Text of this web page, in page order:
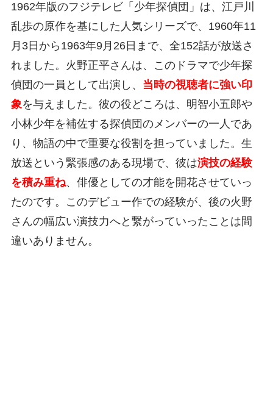
1962年版のフジテレビ「少年探偵団」は、江戸川
乱歩の原作を基にした人気シリーズで、1960年11
月3日から1963年9月26日まで、全152話が放送さ
れました。火野正平さんは、このドラマで少年探
偵団の一員として出演し、 当時の視聴者に強い印
象を与えました。彼の役どころは、明智小五郎や
小林少年を補佐する探偵団のメンバーの一人であ
り、物語の中で重要な役割を担っていました。生
放送という緊張感のある現場で、彼は演技の経験
を積み重ね、俳優としての才能を開花させていっ
たのです。このデビュー作での経験が、後の火野
さんの幅広い演技力へと繋がっていったことは間
違いありません。